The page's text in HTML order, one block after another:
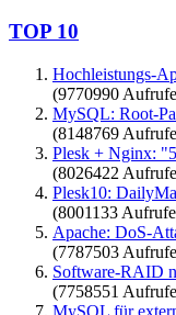
TOP 10
Hochleistungs-
(9770990
MySQL: Root-
(8148769
Plesk + Nginx:
(8026422
Plesk10:
(8001133
Apache: DoS-
(7787503
Software-RAID
(7758551